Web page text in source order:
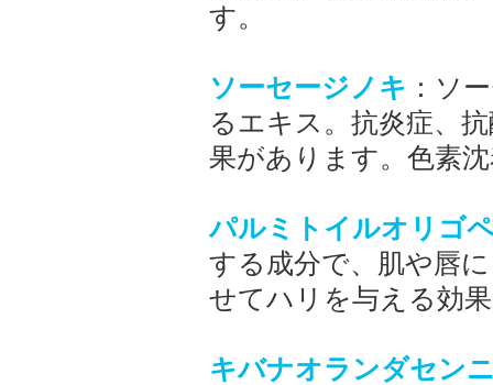
す。
ソーセージノキ ：ソ
るエキス。抗炎症、
果があります。色素
パルミトイルオリゴ
する成分で、肌や唇
せてハリを与える効
キバナオランダセン